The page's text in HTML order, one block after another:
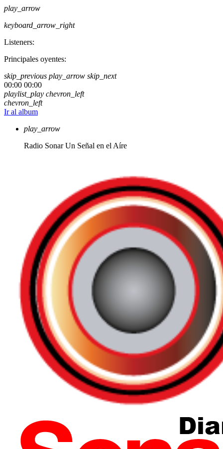
play_arrow
keyboard_arrow_right
Listeners:
Principales oyentes:
skip_previous play_arrow skip_next
00:00 00:00
playlist_play chevron_left
chevron_left
Ir al album
play_arrow
Radio Sonar Un Señal en el Aíre